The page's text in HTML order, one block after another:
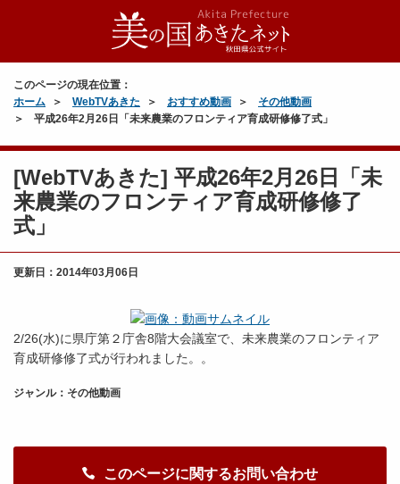
このページの現在位置：
ホーム
WebTVあきた おすすめ動画
その他動画
平成26年2月26日「未来農業のフロンティア育成研修修了式」
[WebTVあきた] 平成26年2月26日「未
来農業のフロンティア育成研修修了
式」
更新日： 2014年03月06日
2/26(水)に県庁第２庁舎8階大会議室で、未来農業のフロンティア
育成研修修了式が行われました。。
ジャンル：その他動画
このページに関するお問い合わせ